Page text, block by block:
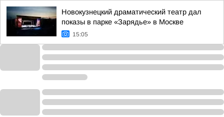
Новокузнецкий драматический театр дал
показы в парке «Зарядье» в Москве
15:05